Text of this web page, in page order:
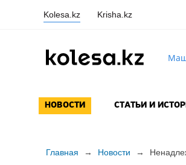
Kolesa.kz Krisha.kz
НОВОСТИ СТАТЬИ И
Главная → Новости →